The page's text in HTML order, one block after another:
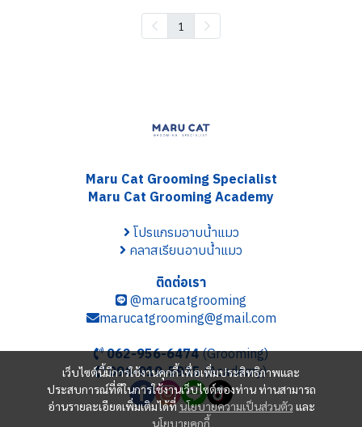
1
เว็บไซต์นี้มีการใช้งานคุกกี้ เพื่อเพิ่มประสิทธิภาพและ
ประสบการณ์ที่ดีในการใช้งานเว็บไซต์ของท่าน ท่านสามารถ
อ่านรายละเอียดเพิ่มเติมได้ที่นโยบายความเป็นส่วนตัว และ
นโยบายคุกกี้
Maru Cat Grooming Specialist
Maru Cat Grooming Academy
โปรแกรมอาบน้ำแมว
คลาสเรียนอาบน้ำแมว
ติดต่อเรา
@marucatgrooming
marucatgrooming@gmail.com
062-956-6474(Grooming)
096-919-5935(Academy)